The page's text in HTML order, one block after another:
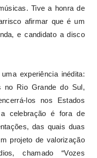
Tive a honra de
afirmar que é um
e candidato a disco
experiência inédita:
no Rio Grande do Sul,
los nos Estados
celebração é fora de
das quais duas
projeto de valorização
chamado “Vozes